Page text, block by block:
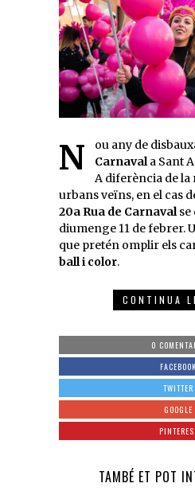
Nou any de
Carnavala Sant
A diferència de la
urbans veïns, en el cas
20a Rua de Carnavalse
diumenge 11 de febrer.
que pretén omplir els
ball i color.
CONTINUA
0
FACEBOOK
TWITTER
GOOGLE
TAMBÉ ET POT